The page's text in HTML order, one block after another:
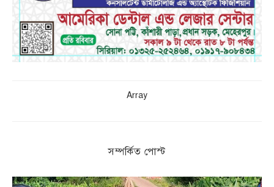
Array
সম্পর্কিত পোস্ট